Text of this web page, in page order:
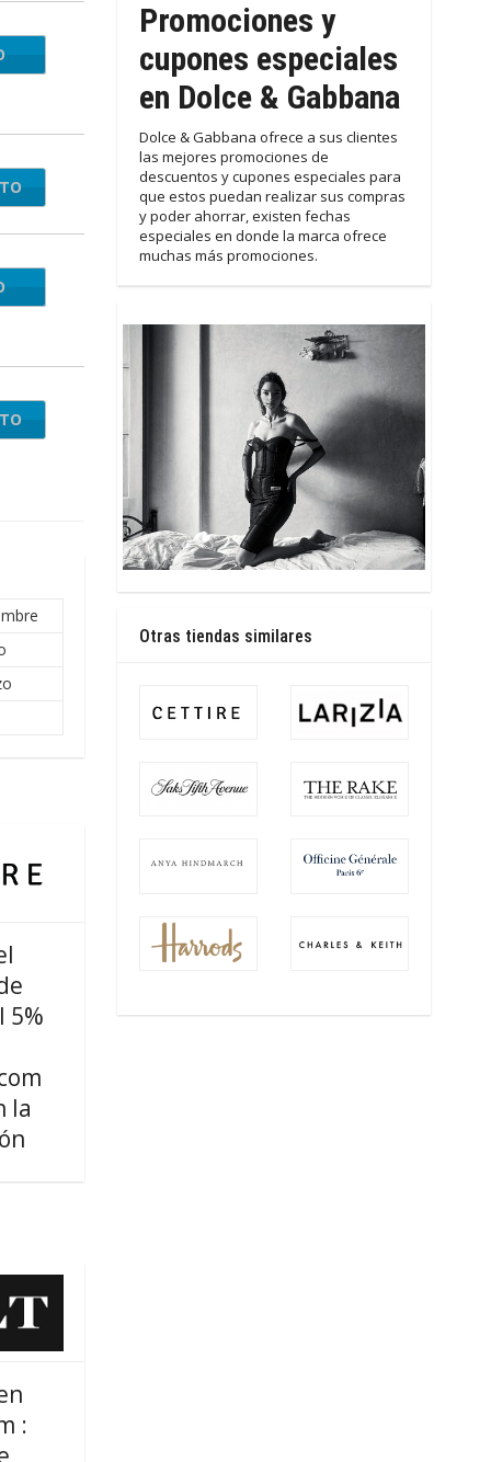
5%
la
:
Promociones y
cupones especiales
en Dolce & Gabbana
Dolce & Gabbana ofrece a sus clientes
las mejores promociones de
descuentos y cupones especiales para
que estos puedan realizar sus compras
y poder ahorrar, existen fechas
especiales en donde la marca ofrece
muchas más promociones.
Otras tiendas similares